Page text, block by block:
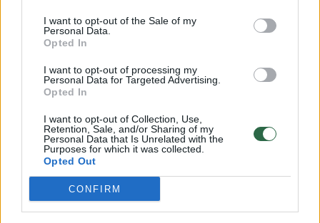
I want to opt-out of the Sale of my
Personal Data.
Opted In
I want to opt-out of processing my
Personal Data for Targeted Advertising.
Opted In
I want to opt-out of Collection, Use,
Retention, Sale, and/or Sharing of my
Personal Data that Is Unrelated with the
Purposes for which it was collected.
Opted Out
CONFIRM
„Retinsime jų skaičių ir seniau
apmokestintose teritorijose. Per dvejus
pastaruosius metus labai padažnėjo
mokėjimai mobiliąja programėle, tad
parkomatai pasidarė ne tokie populiarūs,
kaip anksčiau.